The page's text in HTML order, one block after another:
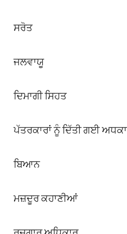
ਸਰੋਤ
ਜਲਵਾਯੂ
ਦਿਮਾਗੀ ਸਿਹਤ
ਪੱਤਰਕਾਰਾਂ ਨੂੰ ਦਿੱਤੀ ਗਈ
ਬਿਆਨ
ਮਜ਼ਦੂਰ ਕਹਾਣੀਆਂ